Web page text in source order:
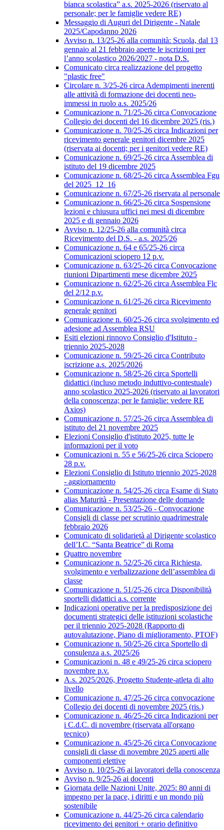
bianca scolastica” a.s. 2025-2026 (riservato al
personale; per le famiglie vedere RE)
Messaggio di Auguri del Dirigente - Natale
2025/Capodanno 2026
Avviso n. 13/25-26 alla comunità: Scuola, dal 13
gennaio al 21 febbraio aperte le iscrizioni per
l’anno scolastico 2026/2027 - nota D.S.
Comunicato circa realizzazione del progetto
"plastic free"
Circolare n. 3/25-26 circa Adempimenti inerenti
alle attività di formazione dei docenti neo-
immessi in ruolo a.s. 2025/26
Comunicazione n. 71/25-26 circa Convocazione
Collegio dei docenti del 16 dicembre 2025 (ris.)
Comunicazione n. 70/25-26 circa Indicazioni per
ricevimento generale genitori dicembre 2025
(riservata ai docenti; per i genitori vedere RE)
Comunicazione n. 69/25-26 circa Assemblea di
istituto del 19 dicembre 2025
Comunicazione n. 68/25-26 circa Assemblea Fgu
del 2025_12_16
Comunicazione n. 67/25-26 riservata al personale
Comunicazione n. 66/25-26 circa Sospensione
lezioni e chiusura uffici nei mesi di dicembre
2025 e di gennaio 2026
Avviso n. 12/25-26 alla comunità circa
Ricevimento del D.S. - a.s. 2025/26
Comunicazione n. 64 e 65/25-26 circa
Comunicazioni sciopero 12 p.v.
Comunicazione n. 63/25-26 circa Convocazione
riunioni Dipartimenti mese dicembre 2025
Comunicazione n. 62/25-26 circa Assemblea Flc
del 2/12 p.v.
Comunicazione n. 61/25-26 circa Ricevimento
generale genitori
Comunicazione n. 60/25-26 circa svolgimento ed
adesione ad Assemblea RSU
Esiti elezioni rinnovo Consiglio d'Istituto -
triennio 2025-2028
Comunicazione n. 59/25-26 circa Contributo
iscrizione a.s. 2025/2026
Comunicazione n. 58/25-26 circa Sportelli
didattici (incluso metodo induttivo-contestuale)
anno scolastico 2025-2026 (riservato ai lavoratori
della conoscenza; per le famiglie: vedere RE
Axios)
Comunicazione n. 57/25-26 circa Assemblea di
istituto del 21 novembre 2025
Elezioni Consiglio d'istituto 2025, tutte le
informazioni per il voto
Comunicazioni n. 55 e 56/25-26 circa Sciopero
28 p.v.
Elezioni Consiglio di Istituto triennio 2025-2028
- aggiornamento
Comunicazione n. 54/25-26 circa Esame di Stato
alias Maturità - Presentazione delle domande
Comunicazione n. 53/25-26 - Convocazione
Consigli di classe per scrutinio quadrimestrale
febbraio 2026
Comunicato di solidarietà al Dirigente scolastico
dell’I.C. “Santa Beatrice” di Roma
Quattro novembre
Comunicazione n. 52/25-26 circa Richiesta,
svolgimento e verbalizzazione dell’assemblea di
classe
Comunicazione n. 51/25-26 circa Disponibilità
sportelli didattici a.s. corrente
Indicazioni operative per la predisposizione dei
documenti strategici delle istituzioni scolastiche
per il triennio 2025-2028 (Rapporto di
autovalutazione, Piano di miglioramento, PTOF)
Comunicazione n. 50/25-26 circa Sportello di
consulenza a.s. 2025/26
Comunicazioni n. 48 e 49/25-26 circa sciopero
novembre p.v.
A.s. 2025/2026, Progetto Studente-atleta di alto
livello
Comunicazione n. 47/25-26 circa convocazione
Collegio dei docenti di novembre 2025 (ris.)
Comunicazione n. 46/25-26 circa Indicazioni per
i C.d.C. di novembre (riservata all'organo
tecnico)
Comunicazione n. 45/25-26 circa Convocazione
consigli di classe di novembre 2025 aperti alle
componenti elettive
Avviso n. 10/25-26 ai lavoratori della conoscenza
Avviso n. 9/25-26 ai docenti
Giornata delle Nazioni Unite, 2025: 80 anni di
impegno per la pace, i diritti e un mondo più
sostenibile
Comunicazione n. 44/25-26 circa calendario
ricevimento dei genitori + orario definitivo